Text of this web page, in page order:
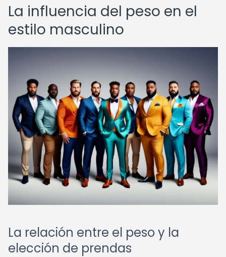
La influencia del peso en el
estilo masculino
La relación entre el peso y la
elección de prendas